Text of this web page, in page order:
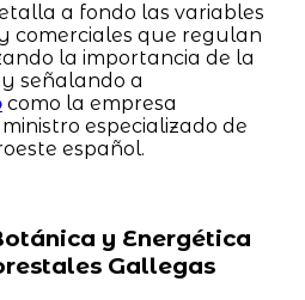
a fondo las variables
comerciales que regulan
la importancia de la
señalando a
como la empresa
especializado de
español.
y Energética
Gallegas